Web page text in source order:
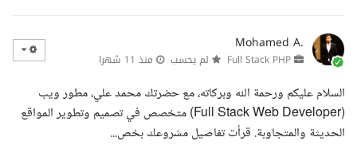
Mohamed A.
لم يحسب منذ 11 شهرا
السلام عليكم ورحمة الله وبركاته، مع حضرتك محمد علي، مطور ويب
(Full Stack Web Developer) متخصص في تصميم وتطوير المواقع
الحديثة والمتجاوبة. قرأت تفاصيل مشروعك بخص...